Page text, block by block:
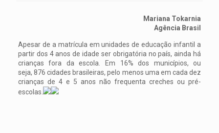
Mariana Tokarnia
Agência Brasil
Apesar de a matrícula em unidades de educação infantil a
partir dos 4 anos de idade ser obrigatória no país, ainda há
crianças fora da escola. Em 16% dos municípios, ou
seja, 876 cidades brasileiras, pelo menos uma em cada dez
crianças de 4 e 5 anos não frequenta creches ou pré-
escolas.